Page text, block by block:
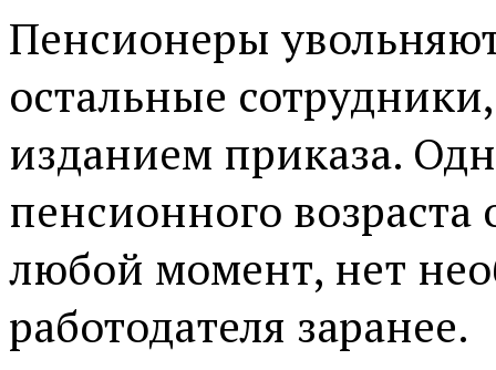
Пенсионеры
остальные
изданием приказа.
пенсионного возраста
любой момент, нет
работодателя заранее.